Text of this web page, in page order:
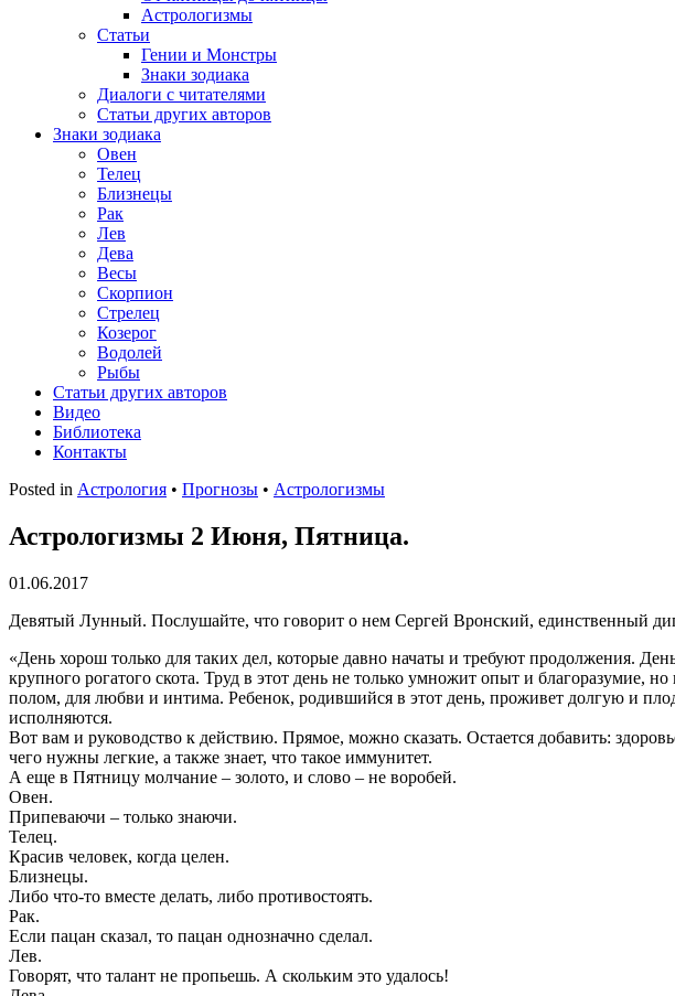
Астрологизмы
Статьи
Гении и Монстры
Знаки зодиака
Диалоги с читателями
Статьи других авторов
Знаки зодиака
Овен
Телец
Близнецы
Рак
Лев
Дева
Весы
Скорпион
Стрелец
Козерог
Водолей
Рыбы
Статьи других авторов
Видео
Библиотека
Контакты
Posted in Астрология • Прогнозы • Астрологизмы
Астрологизмы 2 Июня, Пятница.
01.06.2017
Девятый Лунный. Послушайте, что говорит о нем Сергей Вронский, единственный
«День хорош только для таких дел, которые давно начаты и требуют продолжения.
крупного рогатого скота. Труд в этот день не только умножит опыт и
полом, для любви и интима. Ребенок, родившийся в этот день, проживет долгую и
исполняются.
Вот вам и руководство к действию. Прямое, можно сказать. Остается добавить:
чего нужны легкие, а также знает, что такое иммунитет.
А еще в Пятницу молчание – золото, и слово – не воробей.
Овен.
Припеваючи – только знаючи.
Телец.
Красив человек, когда целен.
Близнецы.
Либо что-то вместе делать, либо противостоять.
Рак.
Если пацан сказал, то пацан однозначно сделал.
Лев.
Говорят, что талант не пропьешь. А скольким это удалось!